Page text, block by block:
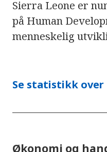
Sierra Leone er
på Human
menneskelig
Se statistikk over
Økonomi og